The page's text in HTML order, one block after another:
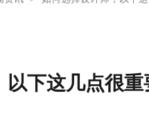
下这几点很